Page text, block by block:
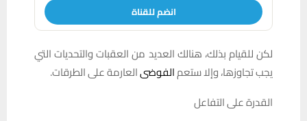
انضم للقناة
لكن للقيام بذلك، هنالك العديد من العقبات والتحديات التي
يجب تجاوزها، وإلا ستعمالفوضىالعارمة على الطرقات.
القدرة على التفاعل